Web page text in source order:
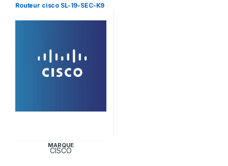
Routeur cisco SL-19-SEC-K9
MARQUE
CISCO